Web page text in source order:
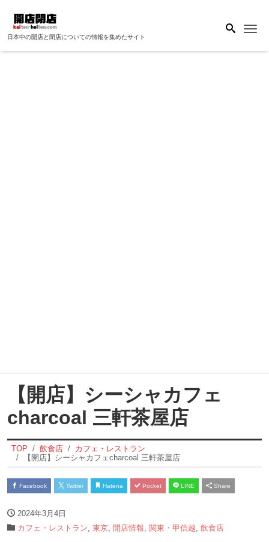
日本中の開店と閉店についての情報を集めたサイト
【開店】シーシャカフェ
charcoal 三軒茶屋店
TOP 飲食店
カフェ・レストラン
【開店】シーシャカフェcharcoal 三軒茶屋店
Facebook Twitter Hatena Pocket LINE Share
2024年3月4日
カフェ・レストラン 東京 開店情報 関東・甲信越 飲食店